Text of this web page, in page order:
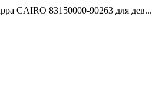
CAIRO 83150000-90263 для дев...